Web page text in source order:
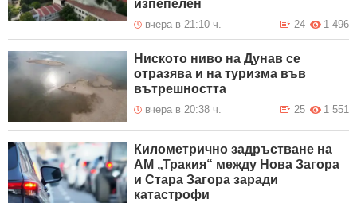
изпепелен
вчера в 21:10 ч. 1 496
24
Ниското ниво на Дунав се
отразява и на туризма във
вътрешността
вчера в 20:38 ч. 1 551
25
Километрично задръстване на
АМ „Тракия“ между Нова Загора
и Стара Загора заради
катастрофи